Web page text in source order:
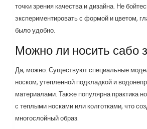
точки зрения качества и дизайна. Не
экспериментировать с формой и цветом,
было удобно.
Можно ли носить сабо
Да, можно. Существуют специальные
носком, утепленной подкладкой и
материалами. Также популярна практика
с теплыми носками или колготками, что
многослойный образ.